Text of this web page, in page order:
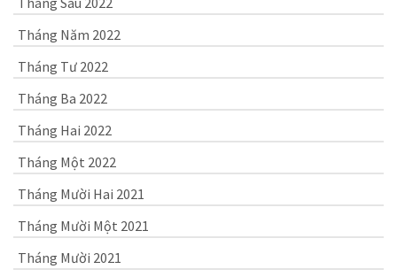
Tháng Năm 2022
Tháng Tư 2022
Tháng Ba 2022
Tháng Hai 2022
Tháng Một 2022
Tháng Mười Hai 2021
Tháng Mười Một 2021
Tháng Mười 2021